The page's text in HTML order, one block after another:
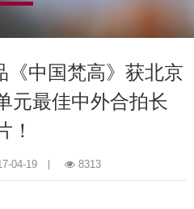
《中国梵高》获北京
元最佳中外合拍长
！
04-19 8313